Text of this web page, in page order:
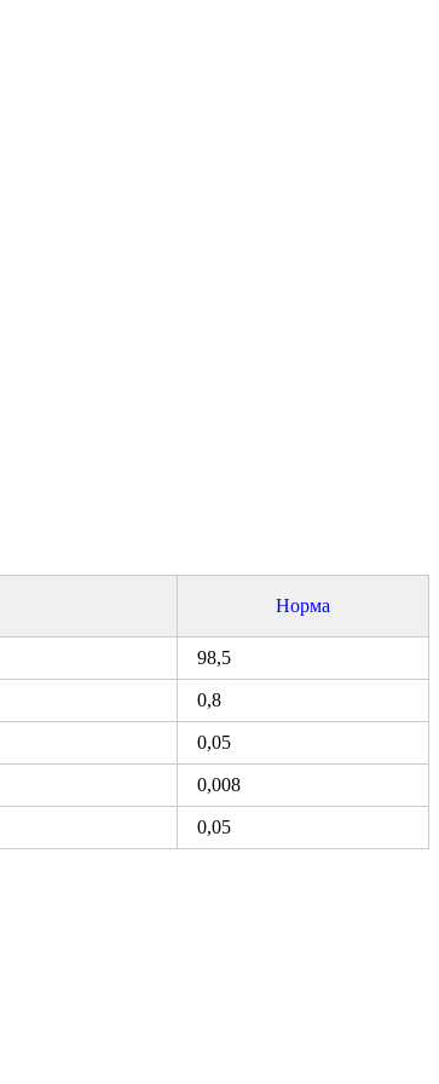
Норма
98,5
0,8
0,05
0,008
0,05